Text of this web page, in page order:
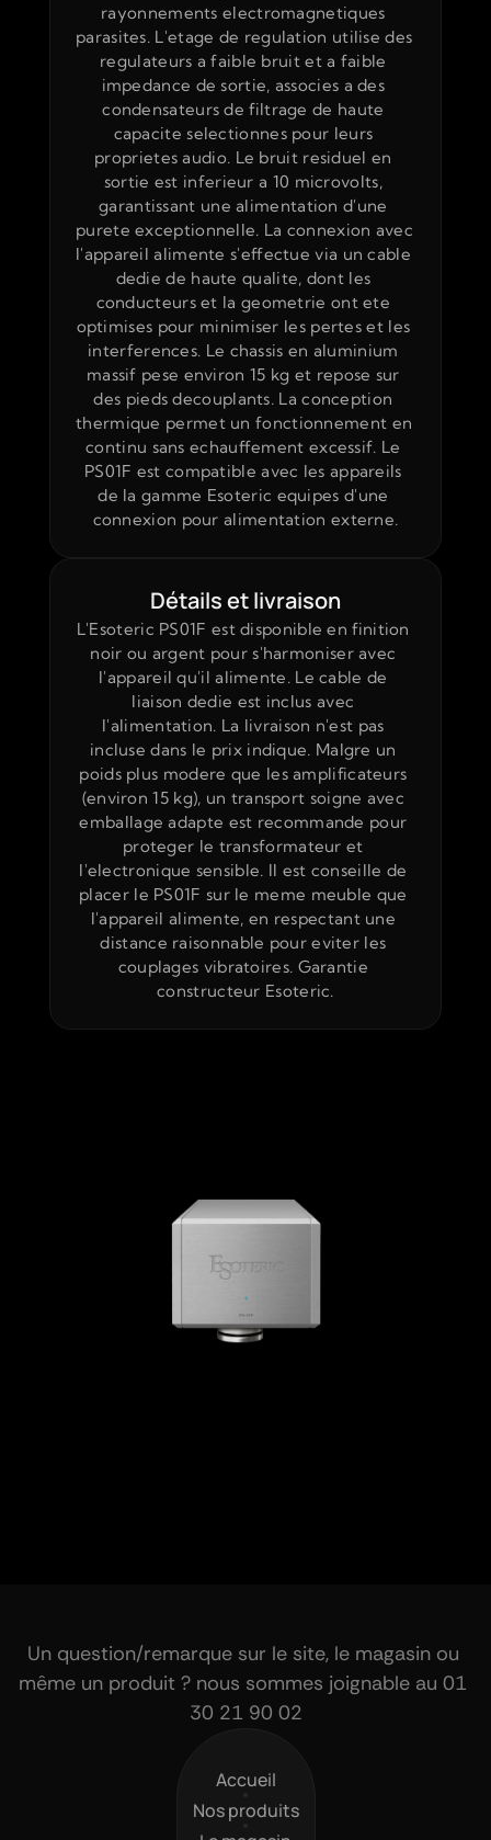
rayonnements electromagnetiques
parasites. L'etage de regulation utilise des
regulateurs a faible bruit et a faible
impedance de sortie, associes a des
condensateurs de filtrage de haute
capacite selectionnes pour leurs
proprietes audio. Le bruit residuel en
sortie est inferieur a 10 microvolts,
garantissant une alimentation d'une
purete exceptionnelle. La connexion avec
l'appareil alimente s'effectue via un cable
dedie de haute qualite, dont les
conducteurs et la geometrie ont ete
optimises pour minimiser les pertes et les
interferences. Le chassis en aluminium
massif pese environ 15 kg et repose sur
des pieds decouplants. La conception
thermique permet un fonctionnement en
continu sans echauffement excessif. Le
PS01F est compatible avec les appareils
de la gamme Esoteric equipes d'une
connexion pour alimentation externe.
L'Esoteric PS01F est disponible en finition
noir ou argent pour s'harmoniser avec
l'appareil qu'il alimente. Le cable de
liaison dedie est inclus avec
l'alimentation. La livraison n'est pas
incluse dans le prix indique. Malgre un
poids plus modere que les amplificateurs
(environ 15 kg), un transport soigne avec
emballage adapte est recommande pour
proteger le transformateur et
l'electronique sensible. Il est conseille de
placer le PS01F sur le meme meuble que
l'appareil alimente, en respectant une
distance raisonnable pour eviter les
couplages vibratoires. Garantie
constructeur Esoteric.
Détails et livraison
Un question/remarque sur le site, le magasin ou
même un produit ? nous sommes joignable au 01
30 21 90 02
Accueil
Accueil
Nos produits